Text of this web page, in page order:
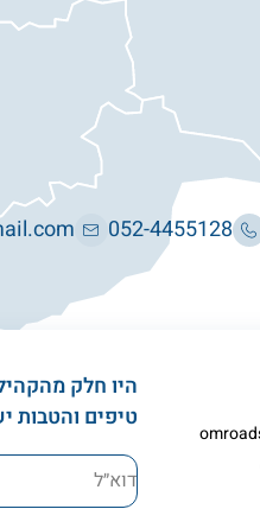
052-4455128
היו חלק
טיפים והטבות
דוא׳׳ל